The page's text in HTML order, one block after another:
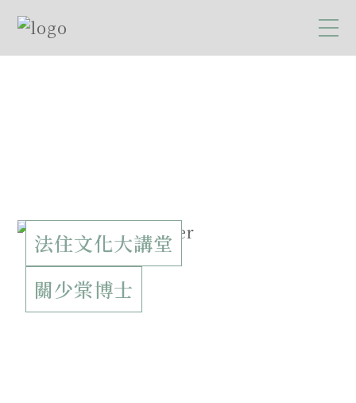
法住文化大講堂
關少棠博士